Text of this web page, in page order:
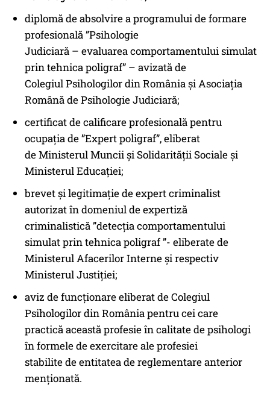
diplomă de absolvire a programului de formare
profesională ”Psihologie
Judiciară – evaluarea comportamentului simulat
prin tehnica poligraf” – avizată de
Colegiul Psihologilor din România şi Asociaţia
Română de Psihologie Judiciară;
certificat de calificare profesională pentru
ocupația de ”Expert poligraf”, eliberat
de Ministerul Muncii şi Solidarităţii Sociale şi
Ministerul Educației;
brevet și legitimație de expert criminalist
autorizat în domeniul de expertiză
criminalistică ”detecția comportamentului
simulat prin tehnica poligraf ”- eliberate de
Ministerul Afacerilor Interne şi respectiv
Ministerul Justiției;
aviz de funcționare eliberat de Colegiul
Psihologilor din România pentru cei care
practică această profesie în calitate de psihologi
în formele de exercitare ale profesiei
stabilite de entitatea de reglementare anterior
menționată.